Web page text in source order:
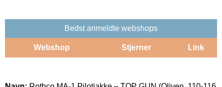
Bedst anmeldte webshops
Webshop Stjerner Link